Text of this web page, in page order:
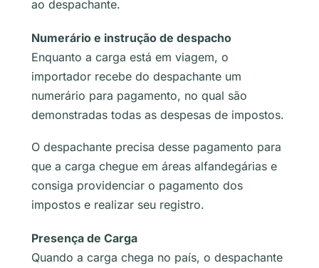
ao despachante.
Numerário e instrução de despacho
Enquanto a carga está em viagem, o
importador recebe do despachante um
numerário para pagamento, no qual são
demonstradas todas as despesas de impostos.
O despachante precisa desse pagamento para
que a carga chegue em áreas alfandegárias e
consiga providenciar o pagamento dos
impostos e realizar seu registro.
Presença de Carga
Quando a carga chega no país, o despachante